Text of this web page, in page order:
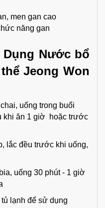
men gan cao
năng gan
Nước bổ
Jeong Won
uống trong buổi
khi ăn 1 giờ hoặc trước
lắc đều trước khi uống,
uống 30 phút - 1 giờ
lạnh để sử dụng